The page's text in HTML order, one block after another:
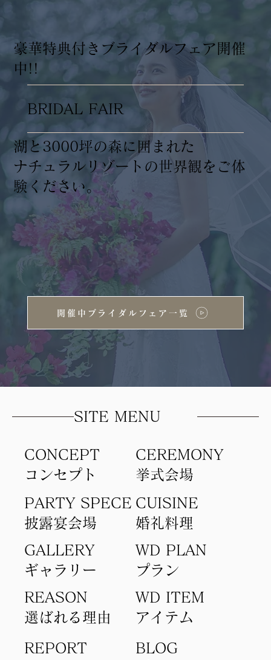
​豪華特典付きブライダルフェア開催
中!!
BRIDAL FAIR
湖と3000坪の森に囲まれた
ナチュラルリゾートの世界観をご体
験ください。
開催中ブライダルフェア一覧
CONCEPT
コンセプト​
​CEREMONY
​挙式会場
GALLERY
ギャラリー
PARTY SPECE
​披露宴会場
CUISINE
​婚礼料理
BLOG
REPORT
アイテム​
WD ITEM
選ばれる理由
REASON
​プラン
WD PLAN
SITE MENU